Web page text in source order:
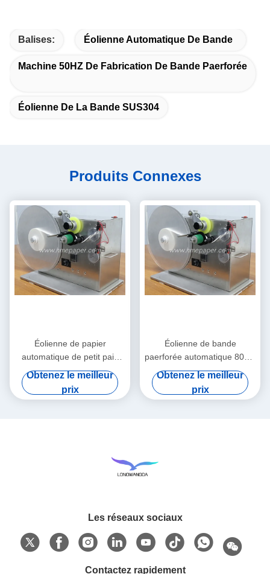
Balises: Éolienne Automatique De Bande
Machine 50HZ De Fabrication De Bande Paerforée
Éolienne De La Bande SUS304
Produits Connexes
Éolienne de papier
automatique de petit pain
d'éolienne de bande
Obtenez le meilleur
prix
Éolienne de bande
paerforée automatique 80cm
x 45cm x 55cm
Obtenez le meilleur
prix
Les réseaux sociaux
Contactez rapidement